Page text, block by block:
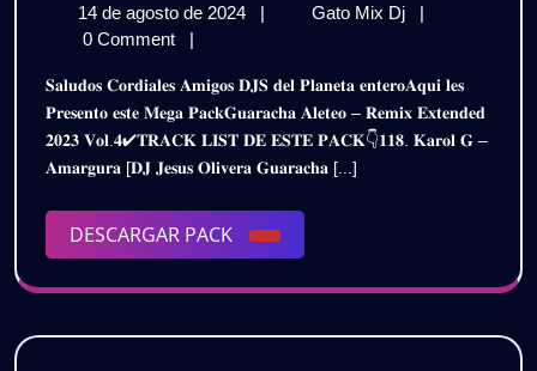
–
𝐑𝐄𝐌𝐈𝐗
/
14 de agosto de 2024
14
de
2024
| Gato Mix Dj
𝐏𝐀𝐂𝐊
–
𝐑𝐄𝐌𝐈𝐗
𝐄𝐗𝐓𝐄𝐍𝐃𝐄𝐃
|
0 Comment
|
𝐒𝐚𝐥𝐮𝐝𝐨𝐬 𝐂𝐨𝐫𝐝𝐢𝐚𝐥𝐞𝐬 𝐀𝐦𝐢𝐠𝐨𝐬 𝐃𝐉𝐒 𝐝𝐞𝐥 𝐏𝐥𝐚𝐧𝐞𝐭𝐚 𝐞𝐧𝐭𝐞𝐫𝐨𝐀𝐪𝐮𝐢 𝐥𝐞𝐬
𝐏𝐫𝐞𝐬𝐞𝐧𝐭𝐨 𝐞𝐬𝐭𝐞 𝐌𝐞𝐠𝐚 𝐏𝐚𝐜𝐤𝐆𝐮𝐚𝐫𝐚𝐜𝐡𝐚 𝐀𝐥𝐞𝐭𝐞𝐨 – 𝐑𝐞𝐦𝐢𝐱 𝐄𝐱𝐭𝐞𝐧𝐝𝐞𝐝
𝟐𝟎𝟐𝟑 𝐕𝐨𝐥.𝟒✔𝐓𝐑𝐀𝐂𝐊 𝐋𝐈𝐒𝐓 𝐃𝐄 𝐄𝐒𝐓𝐄 𝐏𝐀𝐂𝐊👇𝟏𝟏𝟖. 𝐊𝐚𝐫𝐨𝐥 𝐆 –
𝐀𝐦𝐚𝐫𝐠𝐮𝐫𝐚 [𝐃𝐉 𝐉𝐞𝐬𝐮𝐬 𝐎𝐥𝐢𝐯𝐞𝐫𝐚 𝐆𝐮𝐚𝐫𝐚𝐜𝐡𝐚 [...]
DESCARGAR PACK
DESCARGAR
PACK